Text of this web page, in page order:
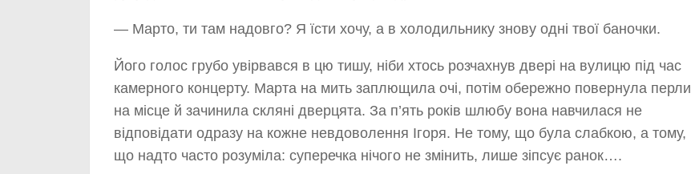
— Марто, ти там надовго? Я їсти хочу, а в холодильнику знову одні твої баночки.
Його голос грубо увірвався в цю тишу, ніби хтось розчахнув двері на вулицю під час
камерного концерту. Марта на мить заплющила очі, потім обережно повернула перли
на місце й зачинила скляні дверцята. За п’ять років шлюбу вона навчилася не
відповідати одразу на кожне невдоволення Ігоря. Не тому, що була слабкою, а тому,
що надто часто розуміла: суперечка нічого не змінить, лише зіпсує ранок….